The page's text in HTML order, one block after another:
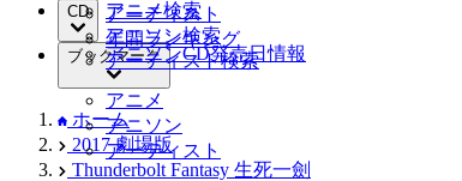
アーティスト
年間ランキング
アニメ検索
アニソン検索
アーティスト検索
CD
アニソンCD発売日情報
ブックマーク
アニメ
アニソン
アーティスト
ホーム
2017 劇場版
Thunderbolt Fantasy 生死一劍